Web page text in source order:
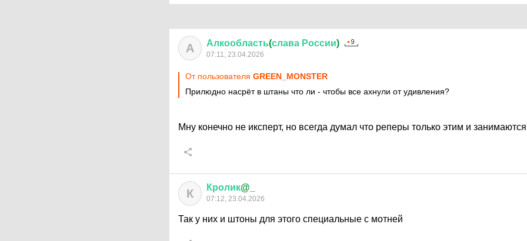
А Алкообласть(слава России)
07:11, 23.04.2026
От пользователя GREEN_MONSTER
Прилюдно насрёт в штаны что ли - чтобы все ахнули от удивления?
Мну конечно не иксперт, но всегда думал что реперы только этим и занимаются
К Кролик@_
07:12, 23.04.2026
Так у них и штоны для этого специальные с мотней